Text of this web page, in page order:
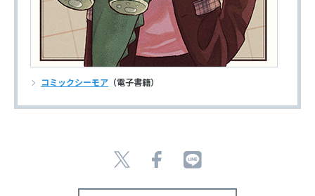
コミックシーモア （電子書籍）